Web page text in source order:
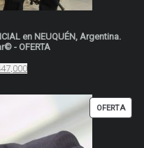
en NEUQUÉN, Argentina.
- OFERTA
El
actual
$ 447,000.
OFERTA